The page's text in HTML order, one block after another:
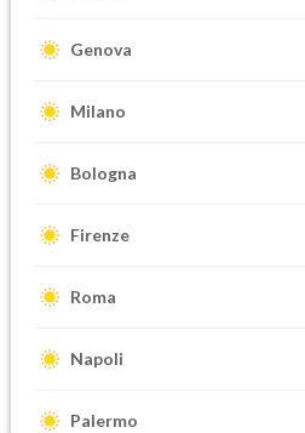
Genova
Milano
Bologna
Firenze
Roma
Napoli
Palermo